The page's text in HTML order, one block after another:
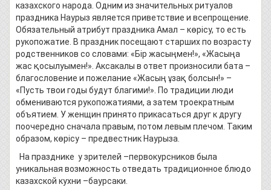
казахского народа. Одним из значительных ритуалов
праздника Наурыз является приветствие и всепрощение.
Обязательный атрибут праздника Амал – көрісу, то есть
рукопожатие. В праздник посещают старших по возрасту
родственников со словами: «Бір жасыңмен!», «Жасыңа
жас қосылуымен!». Аксакалы в ответ произносили бата –
благословение и пожелание «Жасың ұзақ болсын!» –
«Пусть твои годы будут благими!». По традиции люди
обмениваются рукопожатиями, а затем троекратным
объятием. У женщин принято прикасаться друг к другу
поочередно сначала правым, потом левым плечом. Таким
образом, көрісу – предвестник Наурыза.
На празднике у зрителей –первокурсников была
уникальная возможность отведать традиционное блюдо
казахской кухни –баурсаки.